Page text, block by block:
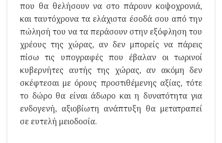
που θα θελήσουν να στο πάρουν κοψοχρονιά,
και ταυτόχρονα τα ελάχιστα έσοδά σου από την
πώλησή του να τα περάσουν στην εξόφληση του
χρέους της χώρας, αν δεν μπορείς να πάρεις
πίσω τις υπογραφές που έβαλαν οι τωρινοί
κυβερνήτες αυτής της χώρας, αν ακόμη δεν
σκέφτεσαι με όρους προστιθέμενης αξίας, τότε
το δώρο θα είναι άδωρο και η δυνατότητα για
ενδογενή, αξιοβίωτη ανάπτυξη θα μετατραπεί
σε ευτελή μειοδοσία.